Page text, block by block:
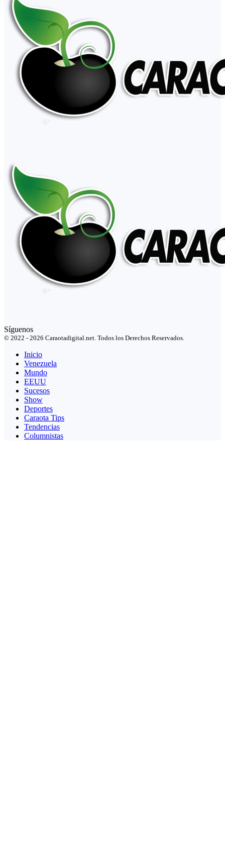
Síguenos
© 2022 - 2026 Caraotadigital.net. Todos los Derechos Reservados.
Inicio
Venezuela
Mundo
EEUU
Sucesos
Show
Deportes
Caraota Tips
Tendencias
Columnistas